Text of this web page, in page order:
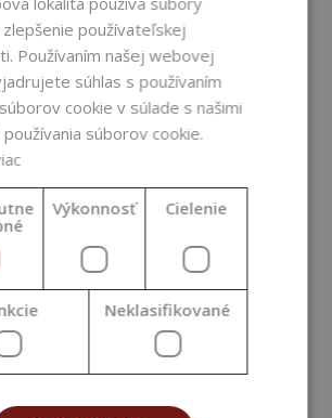
0,76 €
(0,76 € / ks)
zlepšenie používateľskej
Používaním našej webovej
súhlas s používaním
cookie v súlade s našimi
používania súborov cookie.
Výkonnosť Cielenie
Neklasifikované